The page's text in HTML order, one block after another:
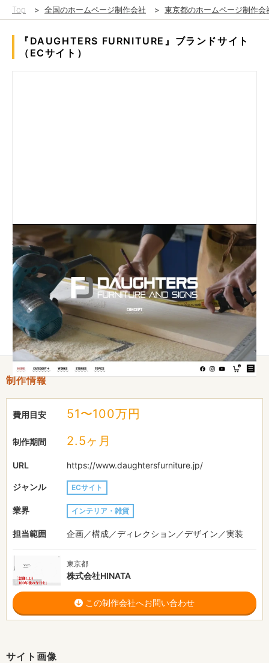
Top > 全国のホームページ制作会社 > 東京都のホームページ制作会
『DAUGHTERS FURNITURE』ブランドサイト
（ECサイト）
福岡のインテリアデザイン会社SONSが立ち上げた、オリジナル
家具ブランドのブランドサイト兼ECサイト。弊社オフィスのリ
ニューアルを実験台にして、ブランディングから商品開発、ウェ
ブサイト構築まで関わらせて頂きました。
ウェブサイトでは、単純に商品を売るだけのECサイトではな
く、それぞれの商品に込められた作り手の想いを伝えることがで
きるサイトであることを重視しました。
サイト画像
制作情報
費用目安 51〜100万円
制作期間 2.5ヶ月
URL https://www.daughtersfurniture.jp/
ジャンル ECサイト
業界 インテリア・雑貨
担当範囲 企画／構成／ディレクション／デザイン／実装
東京都
株式会社HINATA
この制作会社へお問い合わせ